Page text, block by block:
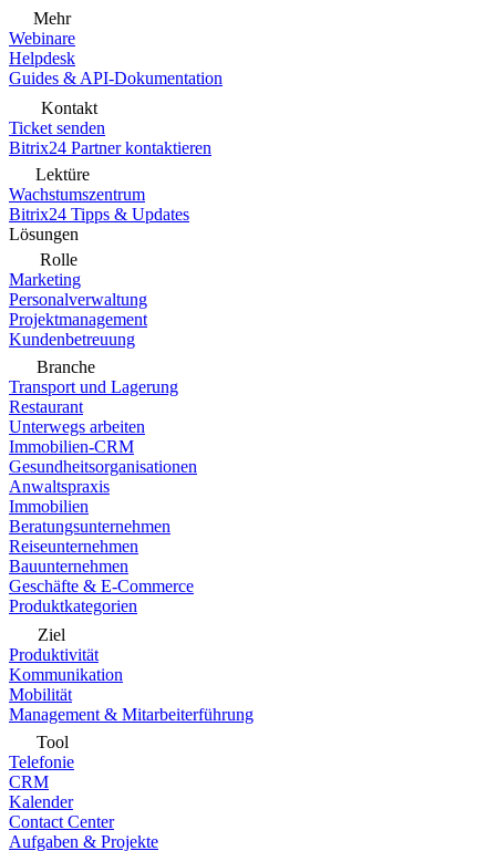
Mehr
Webinare
Helpdesk
Guides & API-Dokumentation
Kontakt
Ticket senden
Bitrix24 Partner kontaktieren
Lektüre
Wachstumszentrum
Bitrix24 Tipps & Updates
Lösungen
Rolle
Marketing
Personalverwaltung
Projektmanagement
Kundenbetreuung
Branche
Transport und Lagerung
Restaurant
Unterwegs arbeiten
Immobilien-CRM
Gesundheitsorganisationen
Anwaltspraxis
Immobilien
Beratungsunternehmen
Reiseunternehmen
Bauunternehmen
Geschäfte & E-Commerce
Produktkategorien
Ziel
Produktivität
Kommunikation
Mobilität
Management & Mitarbeiterführung
Tool
Telefonie
CRM
Kalender
Contact Center
Aufgaben & Projekte